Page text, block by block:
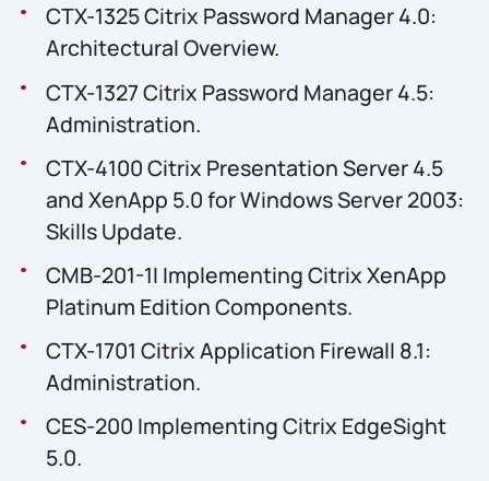
CTX-1325 Citrix Password Manager 4.0:
Architectural Overview.
CTX-1327 Citrix Password Manager 4.5:
Administration.
CTX-4100 Citrix Presentation Server 4.5
and XenApp 5.0 for Windows Server 2003:
Skills Update.
CMB-201-1I Implementing Citrix XenApp
Platinum Edition Components.
CTX-1701 Citrix Application Firewall 8.1:
Administration.
CES-200 Implementing Citrix EdgeSight
5.0.